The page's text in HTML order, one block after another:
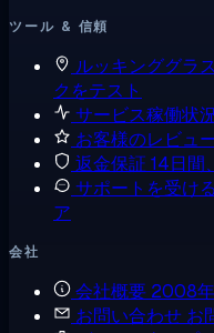
ツール & 信頼
ルッキンググラス
クをテスト
サービス稼働状
お客様のレビュ
返金保証 14日間
サポートを受ける
ア
会社
会社概要 2008
お問い合わせ お